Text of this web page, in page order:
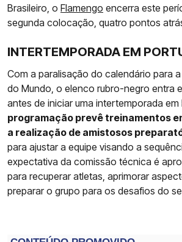
Brasileiro, o Flamengo encerra este
segunda colocação, quatro pontos
INTERTEMPORADA EM
Com a paralisação do calendário para
do Mundo, o elenco rubro-negro entra
antes de iniciar uma intertemporada em
programação prevê treinamentos
a realização de amistosos
para ajustar a equipe visando a
expectativa da comissão técnica é
para recuperar atletas, aprimorar
preparar o grupo para os desafios do